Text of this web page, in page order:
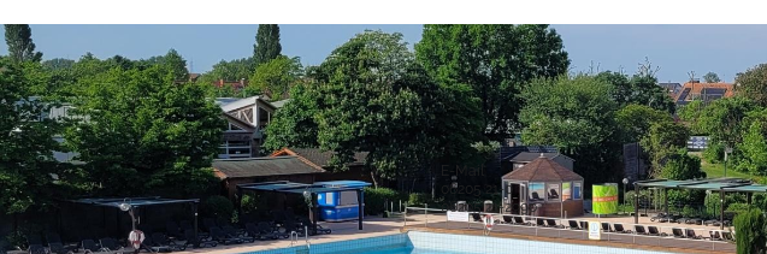
Anschrift und Bankverbindung
Stadt Hockenheim
Rathausstraße 1
68766 Hockenheim
Postanschrift
Postfach 15 48
68758 Hockenheim
Kontakt
Alle Ansprechpartner
E-Mail
06205 21-0
06205 21-2990